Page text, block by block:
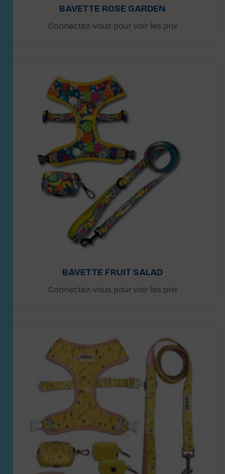
BAVETTE ROSE GARDEN
Connectez-vous pour voir les prix
BAVETTE FRUIT SALAD
Connectez-vous pour voir les prix